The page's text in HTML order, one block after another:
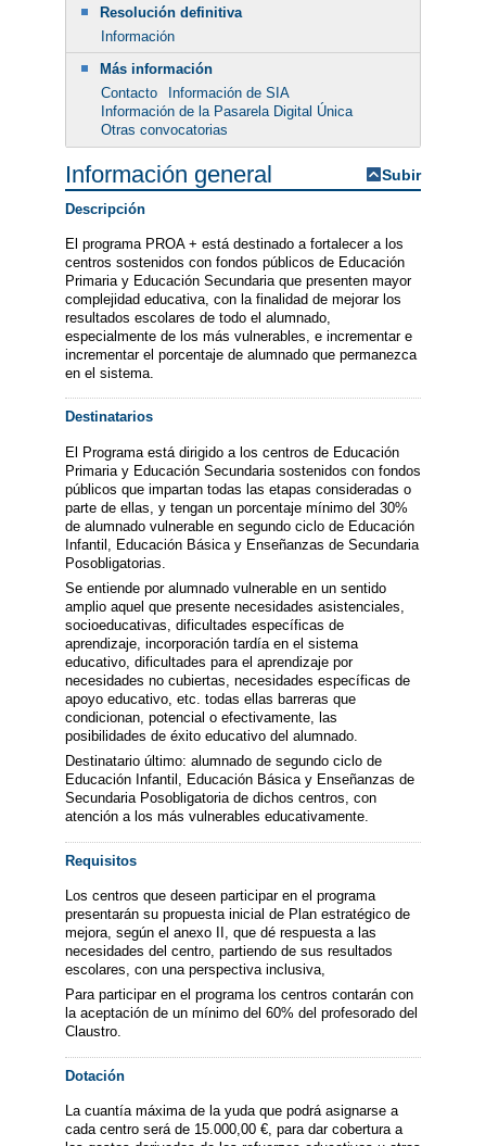
Resolución definitiva
Información
Más información
Contacto
Información de SIA
Información de la Pasarela Digital Única
Otras convocatorias
Información general Subir
Descripción
El programa PROA + está destinado a fortalecer a los
centros sostenidos con fondos públicos de Educación
Primaria y Educación Secundaria que presenten mayor
complejidad educativa, con la finalidad de mejorar los
resultados escolares de todo el alumnado,
especialmente de los más vulnerables, e incrementar e
incrementar el porcentaje de alumnado que permanezca
en el sistema.
Destinatarios
El Programa está dirigido a los centros de Educación
Primaria y Educación Secundaria sostenidos con fondos
públicos que impartan todas las etapas consideradas o
parte de ellas, y tengan un porcentaje mínimo del 30%
de alumnado vulnerable en segundo ciclo de Educación
Infantil, Educación Básica y Enseñanzas de Secundaria
Posobligatorias.
Se entiende por alumnado vulnerable en un sentido
amplio aquel que presente necesidades asistenciales,
socioeducativas, dificultades específicas de
aprendizaje, incorporación tardía en el sistema
educativo, dificultades para el aprendizaje por
necesidades no cubiertas, necesidades específicas de
apoyo educativo, etc. todas ellas barreras que
condicionan, potencial o efectivamente, las
posibilidades de éxito educativo del alumnado.
Destinatario último: alumnado de segundo ciclo de
Educación Infantil, Educación Básica y Enseñanzas de
Secundaria Posobligatoria de dichos centros, con
atención a los más vulnerables educativamente.
Requisitos
Los centros que deseen participar en el programa
presentarán su propuesta inicial de Plan estratégico de
mejora, según el anexo II, que dé respuesta a las
necesidades del centro, partiendo de sus resultados
escolares, con una perspectiva inclusiva,
Para participar en el programa los centros contarán con
la aceptación de un mínimo del 60% del profesorado del
Claustro.
Dotación
La cuantía máxima de la yuda que podrá asignarse a
cada centro será de 15.000,00 €, para dar cobertura a